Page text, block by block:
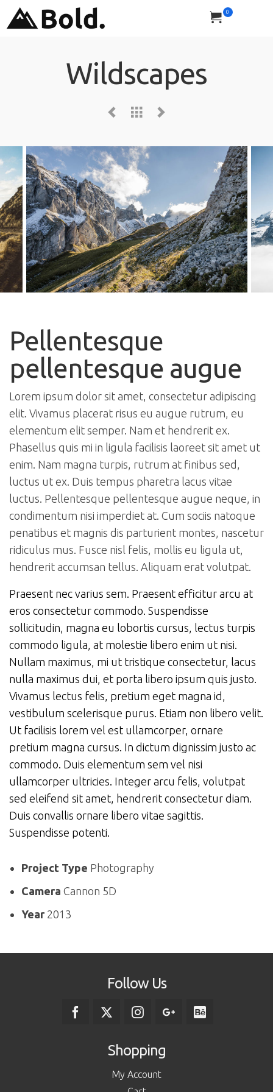
0
Wildscapes
Pellentesque
pellentesque augue
Lorem ipsum dolor sit amet, consectetur adipiscing
elit. Vivamus placerat risus eu augue rutrum, eu
elementum elit semper. Nam et hendrerit ex.
Phasellus quis mi in ligula facilisis laoreet sit amet ut
enim. Nam magna turpis, rutrum at finibus sed,
luctus ut ex. Duis tempus pharetra lacus vitae
luctus. Pellentesque pellentesque augue neque, in
condimentum nisi imperdiet at. Cum sociis natoque
penatibus et magnis dis parturient montes, nascetur
ridiculus mus. Fusce nisl felis, mollis eu ligula ut,
hendrerit accumsan tellus. Aliquam erat volutpat.
Praesent nec varius sem. Praesent efficitur arcu at
eros consectetur commodo. Suspendisse
sollicitudin, magna eu lobortis cursus, lectus turpis
commodo ligula, at molestie libero enim ut nisi.
Nullam maximus, mi ut tristique consectetur, lacus
nulla maximus dui, et porta libero ipsum quis justo.
Vivamus lectus felis, pretium eget magna id,
vestibulum scelerisque purus. Etiam non libero velit.
Ut facilisis lorem vel est ullamcorper, ornare
pretium magna cursus. In dictum dignissim justo ac
commodo. Duis elementum sem vel nisi
ullamcorper ultricies. Integer arcu felis, volutpat
sed eleifend sit amet, hendrerit consectetur diam.
Duis convallis ornare libero vitae sagittis.
Suspendisse potenti.
Project Type Photography
Camera Cannon 5D
Year 2013
Follow Us
Shopping
My Account